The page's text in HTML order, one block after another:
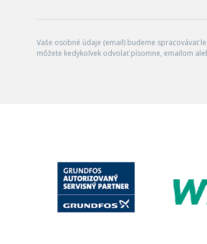
Vaše osobné údaje (email) budeme spracovávať
môžete kedykoľvek odvolať písomne, emailom